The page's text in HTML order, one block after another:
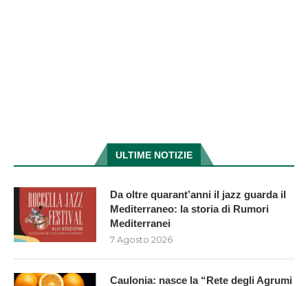
ULTIME NOTIZIE
Da oltre quarant’anni il jazz guarda il
Mediterraneo: la storia di Rumori
Mediterranei
7 Agosto 2026
Caulonia: nasce la “Rete degli Agrumi